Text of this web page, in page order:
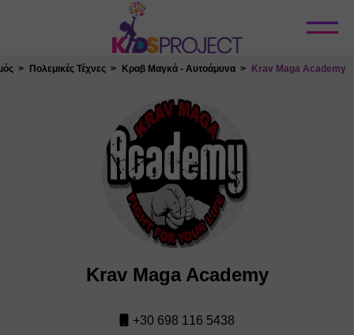
Κλείσιμο
Πολεμικές Τέχνες Κραβ Μαγκά - Αυτοάμυνα Krav Maga Academy
Krav Maga Academy
+30 698 116 5438